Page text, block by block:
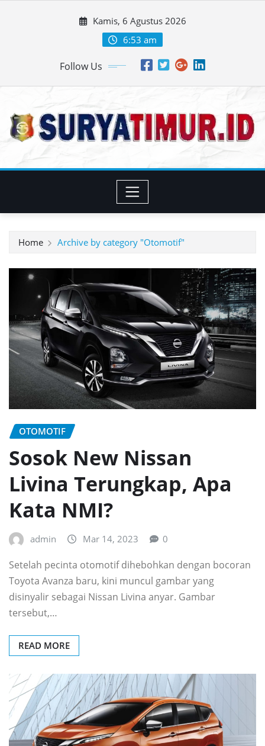
Kamis, 6 Agustus 2026
6:53 am
Follow Us
Home Archive by category "Otomotif"
OTOMOTIF
Sosok New Nissan
Livina Terungkap, Apa
Kata NMI?
admin Mar 14, 2023 0
Setelah pecinta otomotif dihebohkan dengan bocoran
Toyota Avanza baru, kini muncul gambar yang
disinyalir sebagai Nissan Livina anyar. Gambar
tersebut,…
READ MORE